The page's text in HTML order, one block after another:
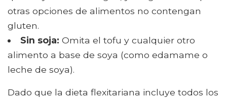
otras opciones de alimentos no contengan
gluten.
Sin soja: Omita el tofu y cualquier otro
alimento a base de soya (como edamame o
leche de soya).
Dado que la dieta flexitariana incluye todos los